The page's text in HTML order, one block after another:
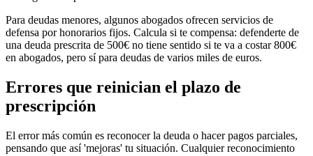
Para deudas menores, algunos abogados ofrecen servicios de
defensa por honorarios fijos. Calcula si te compensa: defenderte de
una deuda prescrita de 500€ no tiene sentido si te va a costar 800€
en abogados, pero sí para deudas de varios miles de euros.
Errores que reinician el plazo de
prescripción
El error más común es reconocer la deuda o hacer pagos parciales,
pensando que así 'mejoras' tu situación. Cualquier reconocimiento